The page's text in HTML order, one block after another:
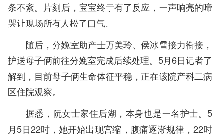
条不紊。片刻后，宝宝终于有了反应，一声响亮的啼
哭让现场所有人松了口气。
随后，分娩室助产士万美玲、侯冰雪接力衔接，
护送母子俩前往分娩室完成后续处理。5月6日记者了
解到，目前母子俩生命体征平稳，正在该院产科二病
区住院观察。
据悉，阮女士家住后湖，本身也是一名护士。5
月5日22时，她开始出现宫缩，腹痛逐渐规律，22时